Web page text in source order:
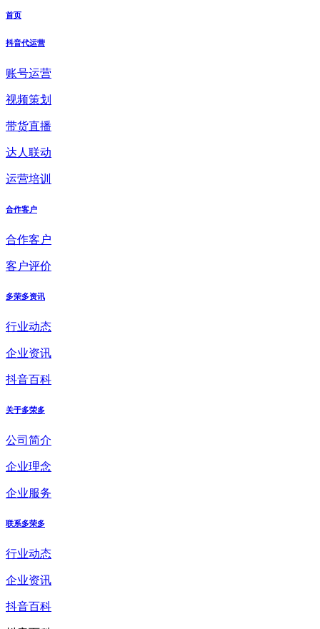
首页
抖音代运营
账号运营
视频策划
带货直播
达人联动
运营培训
合作客户
合作客户
客户评价
多荣多资讯
行业动态
企业资讯
抖音百科
关于多荣多
公司简介
企业理念
企业服务
联系多荣多
行业动态
企业资讯
抖音百科